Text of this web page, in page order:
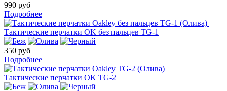
990 руб
Подробнее
Тактические перчатки OK без пальцев TG-1
350 руб
Подробнее
Тактические перчатки OK TG-2